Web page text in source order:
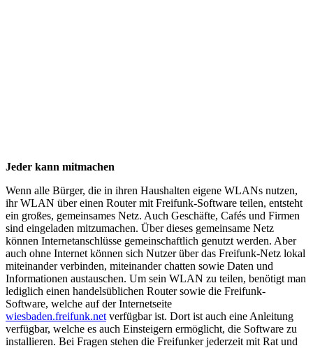
Jeder kann mitmachen
Wenn alle Bürger, die in ihren Haushalten eigene WLANs nutzen,
ihr WLAN über einen Router mit Freifunk-Software teilen, entsteht
ein großes, gemeinsames Netz. Auch Geschäfte, Cafés und Firmen
sind eingeladen mitzumachen. Über dieses gemeinsame Netz
können Internetanschlüsse gemeinschaftlich genutzt werden. Aber
auch ohne Internet können sich Nutzer über das Freifunk-Netz lokal
miteinander verbinden, miteinander chatten sowie Daten und
Informationen austauschen. Um sein WLAN zu teilen, benötigt man
lediglich einen handelsüblichen Router sowie die Freifunk-
Software, welche auf der Internetseite
wiesbaden.freifunk.net verfügbar ist. Dort ist auch eine Anleitung
verfügbar, welche es auch Einsteigern ermöglicht, die Software zu
installieren. Bei Fragen stehen die Freifunker jederzeit mit Rat und